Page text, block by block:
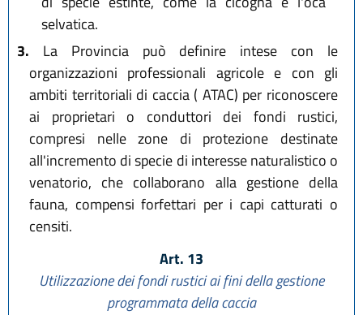
selvatica.
3. La Provincia può definire intese con le
organizzazioni professionali agricole e con gli
ambiti territoriali di caccia ( ATAC) per riconoscere
ai proprietari o conduttori dei fondi rustici,
compresi nelle zone di protezione destinate
all'incremento di specie di interesse naturalistico o
venatorio, che collaborano alla gestione della
fauna, compensi forfettari per i capi catturati o
censiti.
Art. 13
Utilizzazione dei fondi rustici ai fini della gestione
programmata della caccia